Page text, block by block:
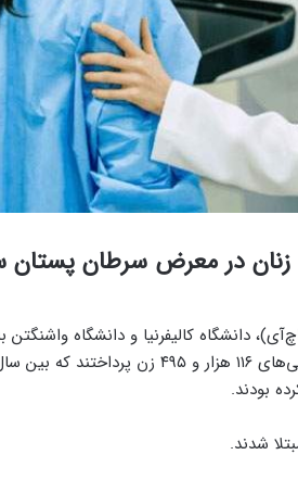
در معرض سرطان پستان
دانشگاه کالیفرنیا و دانشگاه
بودند.